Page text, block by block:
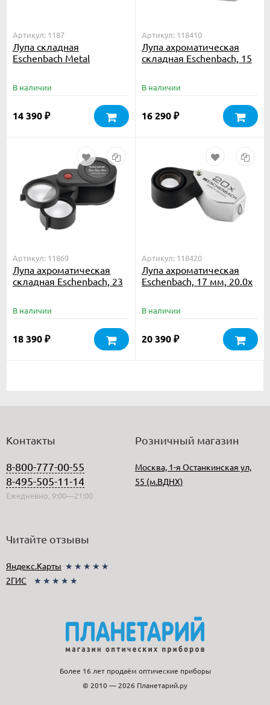
Артикул: 1187
Лупа складная
Eschenbach Metal
6.0х; 10.0х
В наличии
14 390 ₽
Артикул: 118410
Лупа ахроматическая
складная Eschenbach, 15
В наличии
16 290 ₽
Артикул: 11869
Лупа ахроматическая
складная Eschenbach, 23
В наличии
18 390 ₽
Артикул: 118420
Лупа ахроматическая
Eschenbach, 17 мм, 20.0х
В наличии
20 390 ₽
Контакты
8-800-777-00-55
8-495-505-11-14
Ежедневно, 9:00—21:00
Розничный магазин
Москва, 1-я Останкинская ул,
55 (м.ВДНХ)
Читайте отзывы
Яндекс.Карты ★★★★★
2ГИС
★★★★★
Более 16 лет продаём оптические приборы
© 2010 — 2026 Планетарий.ру